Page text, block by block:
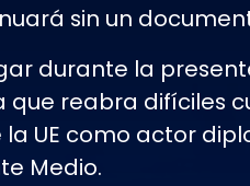
sin un
durante la
que reabra difíciles
UE como actor
Medio.